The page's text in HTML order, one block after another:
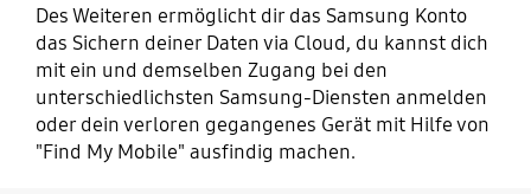
Des Weiteren ermöglicht dir das Samsung Konto
das Sichern deiner Daten via Cloud, du kannst dich
mit ein und demselben Zugang bei den
unterschiedlichsten Samsung-Diensten anmelden
oder dein verloren gegangenes Gerät mit Hilfe von
"Find My Mobile" ausfindig machen.